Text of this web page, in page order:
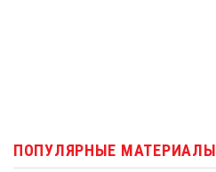
ПОПУЛЯРНЫЕ МАТЕРИАЛЫ